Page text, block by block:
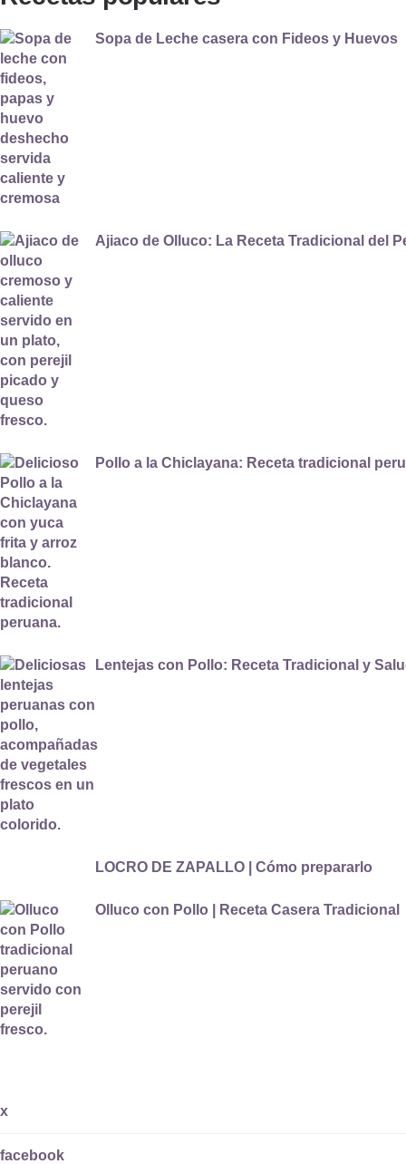
Sopa de Leche casera con Fideos y Huevos
Ajiaco de Olluco: La Receta Tradicional del
Pollo a la Chiclayana: Receta tradicional
Lentejas con Pollo: Receta Tradicional y
LOCRO DE ZAPALLO | Cómo prepararlo
Olluco con Pollo | Receta Casera Tradicional
x
facebook